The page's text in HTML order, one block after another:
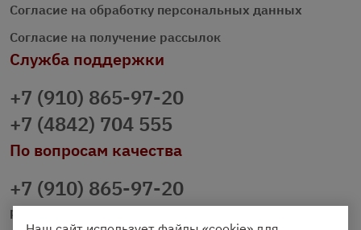
Согласие на обработку персональных данных
Согласие на получение рассылок
Служба поддержки
+7 (910) 865-97-20
+7 (4842) 704 555
По вопросам качества
+7 (910) 865-97-20
prazdnichniy40@palmi.ru